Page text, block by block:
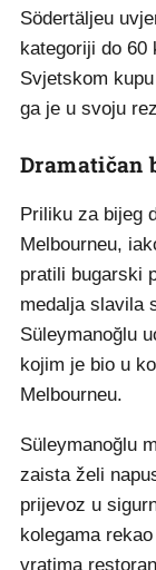
Södertäljeu
kategoriji do 60
Svjetskom
ga je u svoju
Dramatičan
Priliku za bijeg
Melbourneu,
pratili bugarski
medalja slavila
Süleymanoğlu
kojim je bio u
Melbourneu.
Süleymanoğlu
zaista želi
prijevoz u
kolegama
vratima